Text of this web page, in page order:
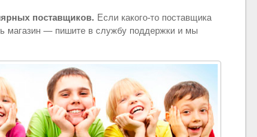
поставщиков. Если какого-то поставщика
магазин — пишите в службу поддержки и мы